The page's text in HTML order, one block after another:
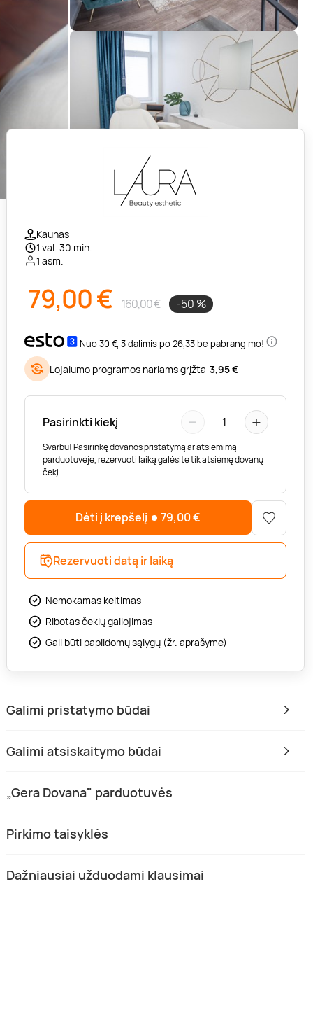
Kaunas
1 val. 30 min.
1 asm.
79,00€ 160,00 € -50 %
Nuo 30 €, 3 dalimis po 26,33 be pabrangimo!
Lojalumo programos nariams grįžta 3,95 €
Pasirinkti kiekį − 1 +
Svarbu! Pasirinkę dovanos pristatymą ar atsiėmimą
parduotuvėje, rezervuoti laiką galėsite tik atsiėmę dovanų
čekį.
Dėti į krepšelį 79,00€
Rezervuoti datą ir laiką
Nemokamas keitimas
Ribotas čekių galiojimas
Gali būti papildomų sąlygų (žr. aprašyme)
Galimi pristatymo būdai
Galimi atsiskaitymo būdai
„Gera Dovana" parduotuvės
Pirkimo taisyklės
Dažniausiai užduodami klausimai